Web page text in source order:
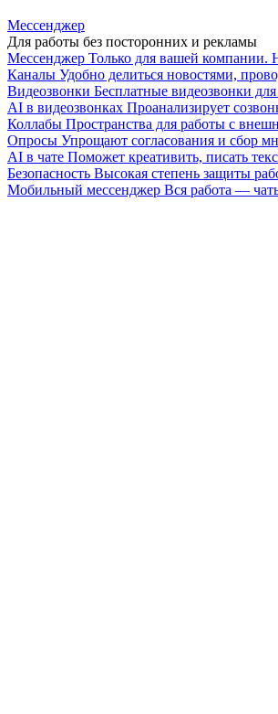
Мессенджер
Для работы без посторонних и рекламы
Мессенджер Только для вашей компании.
Каналы Удобно делиться новостями,
Видеозвонки Бесплатные видеозвонки
AI в видеозвонках Проанализирует
Коллабы Пространства для работы с
Опросы Упрощают согласования и сбор
AI в чате Поможет креативить, писать
Безопасность Высокая степень защиты
Мобильный мессенджер Вся работа —